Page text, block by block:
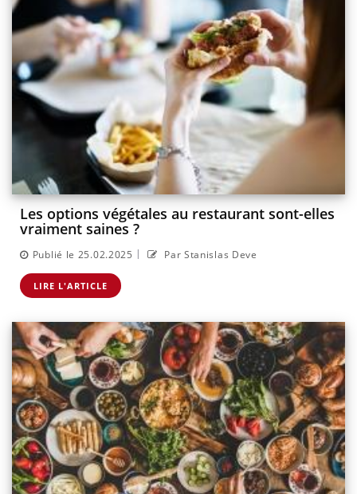
Les options végétales au restaurant sont-elles
vraiment saines ?
Publié le 25.02.2025 | Par Stanislas Deve
LIRE L'ARTICLE